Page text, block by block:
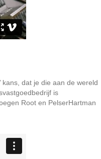
kans, dat je die aan de wereld
is
Root en PelserHartman